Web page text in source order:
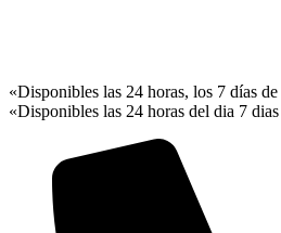
«Disponibles las 24 horas, los 7 días de
«Disponibles las 24 horas del dia 7 dias